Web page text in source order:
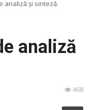
analiză și sinteză.
analiză
468